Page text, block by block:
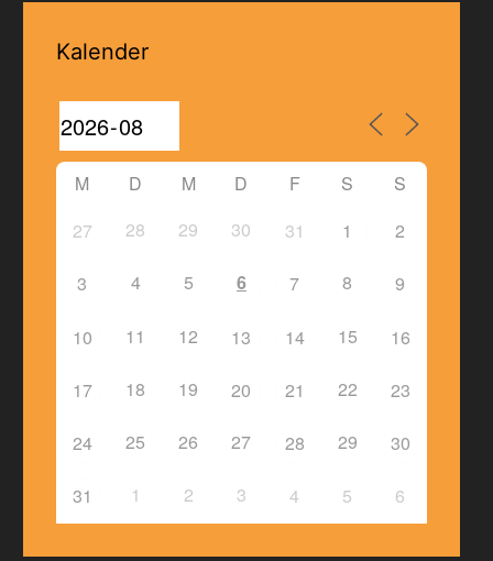
Kalender
M D M D F S
S
27
28 29 30 31 1 2
3 4 5 6 7 8 9
10 11 12 13 14 15 16
17 18 19 20 21 22 23
24 25 26 27 28 29 30
31 1 2 3 4 5 6